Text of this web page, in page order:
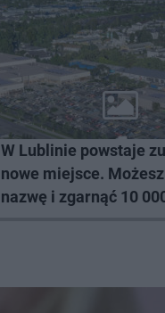
W Lublinie powstaje
nowe miejsce.
nazwę i zgarnąć 10